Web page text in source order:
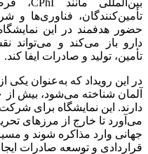
تأمین‌کنندگان، فناوری‌ها و
حضور هدفمند در این
دارو باز می‌کند و می‌تواند
تأمین، تولید و صادرات ایفا کند.
در این رویداد که به‌عنوان
دارند. این نمایشگاه برای
می‌آورد تا خارج از مرزهای
جهانی وارد مذاکره شوند و
قراردادی و توسعه صادرات